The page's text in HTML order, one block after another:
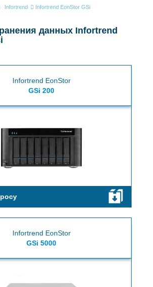
Infortrend Infortrend EonStor GSi
данных Infortrend
Infortrend EonStor
GSi 200
Infortrend EonStor
GSi 5000